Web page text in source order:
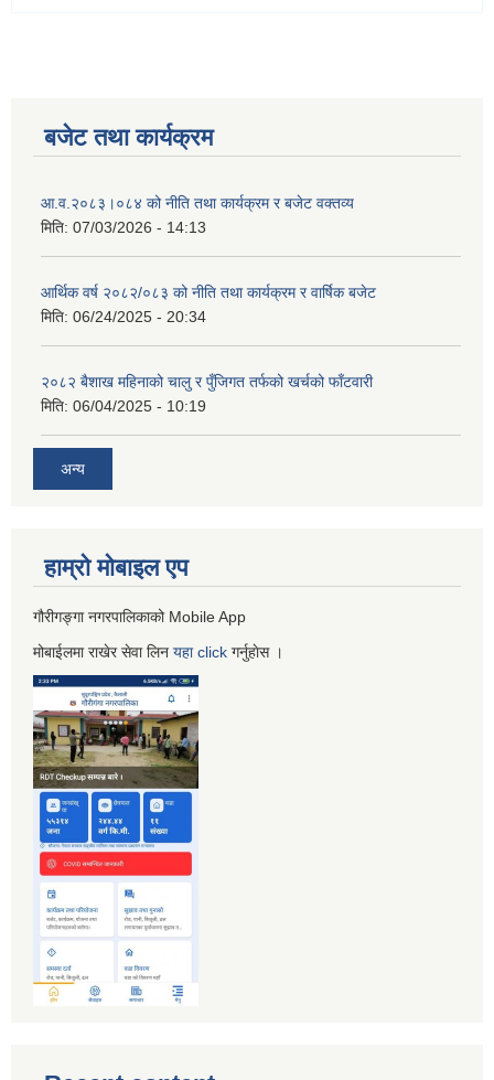
बजेट तथा कार्यक्रम
आ.व.२०८३।०८४ को नीति तथा कार्यक्रम र बजेट वक्तव्य
मिति: 07/03/2026 - 14:13
आर्थिक वर्ष २०८२/०८३ को नीति तथा कार्यक्रम र वार्षिक बजेट
मिति: 06/24/2025 - 20:34
२०८२ बैशाख महिनाको चालु र पुँजिगत तर्फको खर्चको फाँटवारी
मिति: 06/04/2025 - 10:19
अन्य
हाम्रो माेबाइल एप
गौरीगङ्गा नगरपालिकाको Mobile App
मोबाईलमा राखेर सेवा लिन यहाclick गर्नुहाेस ।